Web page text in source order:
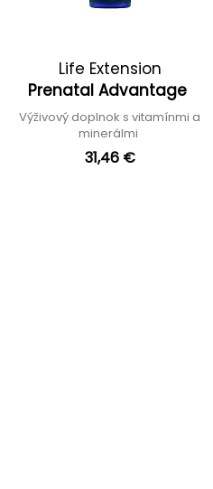
Life Extension
Prenatal Advantage
Výživový doplnok s vitamínmi a
minerálmi
31,46 €